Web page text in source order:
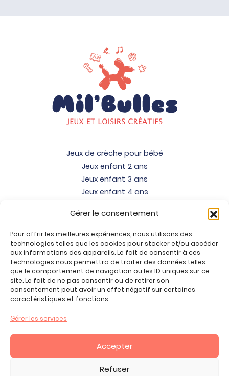
Gérer le consentement
Pour offrir les meilleures expériences, nous utilisons des
technologies telles que les cookies pour stocker et/ou accéder
aux informations des appareils. Le fait de consentir à ces
technologies nous permettra de traiter des données telles
que le comportement de navigation ou les ID uniques sur ce
site. Le fait de ne pas consentir ou de retirer son
consentement peut avoir un effet négatif sur certaines
caractéristiques et fonctions.
Gérer les services
Accepter
Refuser
Jeux de crèche pour bébé
Jeux enfant 2 ans
Jeux enfant 3 ans
Jeux enfant 4 ans
Jeux enfant 6 ans
Jeux enfant 7 ans
Jeux enfant 8 ans
Jeux enfant 9 ans
Jeux enfant 10 ans
Jeux enfant 11 ans
Jeux enfant 12 ans
Promos jeux de loisirs créatifs
Plan du site
Contact